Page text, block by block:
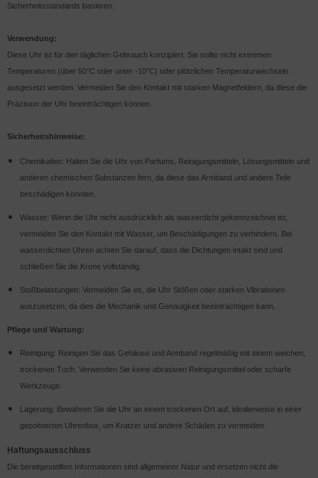
Sicherheitsstandards basieren:
Verwendung:
Diese Uhr ist für den täglichen Gebrauch konzipiert. Sie sollte nicht extremen
Temperaturen (über 50°C oder unter -10°C) oder plötzlichen Temperaturwechseln
ausgesetzt werden. Vermeiden Sie den Kontakt mit starken Magnetfeldern, da diese die
Präzision der Uhr beeinträchtigen können.
Sicherheitshinweise:
Chemikalien: Halten Sie die Uhr von Parfums, Reinigungsmitteln, Lösungsmitteln und
anderen chemischen Substanzen fern, da diese das Armband und andere Teile
beschädigen könnten.
Wasser: Wenn die Uhr nicht ausdrücklich als wasserdicht gekennzeichnet ist,
vermeiden Sie den Kontakt mit Wasser, um Beschädigungen zu verhindern. Bei
wasserdichten Uhren achten Sie darauf, dass die Dichtungen intakt sind und
schließen Sie die Krone vollständig.
Stoßbelastungen: Vermeiden Sie es, die Uhr Stößen oder starken Vibrationen
auszusetzen, da dies die Mechanik und Genauigkeit beeinträchtigen kann.
Pflege und Wartung:
Reinigung: Reinigen Sie das Gehäuse und Armband regelmäßig mit einem weichen,
trockenen Tuch. Verwenden Sie keine abrasiven Reinigungsmittel oder scharfe
Werkzeuge.
Lagerung: Bewahren Sie die Uhr an einem trockenen Ort auf, idealerweise in einer
gepolsterten Uhrenbox, um Kratzer und andere Schäden zu vermeiden.
Haftungsausschluss
Die bereitgestellten Informationen sind allgemeiner Natur und ersetzen nicht die